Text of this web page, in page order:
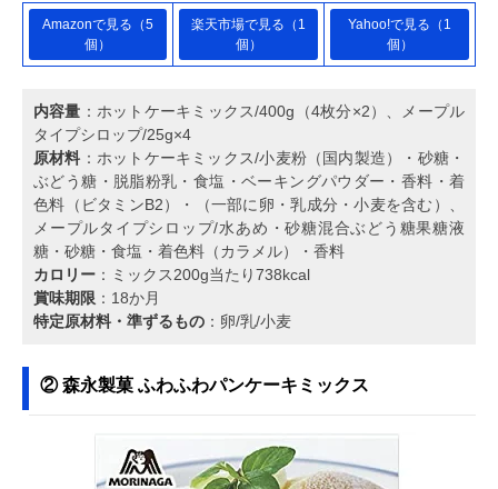
Amazonで見る（5
個）
楽天市場で見る（1
個）
Yahoo!で見る（1
個）
内容量 ：ホットケーキミックス/400g（4枚分×2）、メープル
タイプシロップ/25g×4
原材料 ：ホットケーキミックス/小麦粉（国内製造）・砂糖・
ぶどう糖・脱脂粉乳・食塩・ベーキングパウダー・香料・着
色料（ビタミンB2）・（一部に卵・乳成分・小麦を含む）、
メープルタイプシロップ/水あめ・砂糖混合ぶどう糖果糖液
糖・砂糖・食塩・着色料（カラメル）・香料
カロリー ：ミックス200g当たり738kcal
賞味期限 ：18か月
特定原材料・準ずるもの ：卵/乳/小麦
② 森永製菓 ふわふわパンケーキミックス